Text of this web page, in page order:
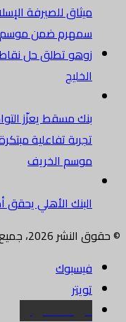
ميثاق للصيرفة
سمهرم ضمن موسم
الخليج
بنك مسقط يعزّز
تجربة تفاعلية
موسم الخريف
البنك الأهلي يحقق
© حقوق النشر 2026، جميع الحقوق محفوظة |
فيسبوك
تويتر
البريد الالكتروني